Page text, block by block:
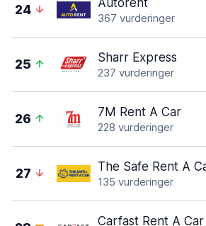
24 Autorent
367 vurderinger
25 Sharr Express
237 vurderinger
26 7M Rent A Car
228 vurderinger
27 The Safe Rent A
135 vurderinger
Carfast Rent A Car